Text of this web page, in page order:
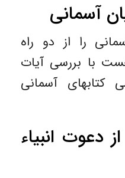
آسمانی
را از دو راه
با بررسی آیات
کتابهای آسمانی
دعوت انبیاء